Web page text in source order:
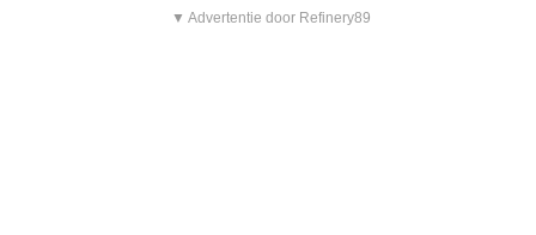
▼ Advertentie door Refinery89